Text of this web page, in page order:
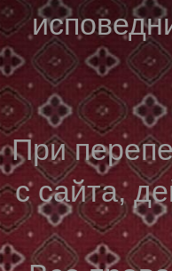
При
с сайта,